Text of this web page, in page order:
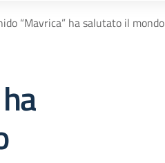
“Mavrica” ha salutato il mondo